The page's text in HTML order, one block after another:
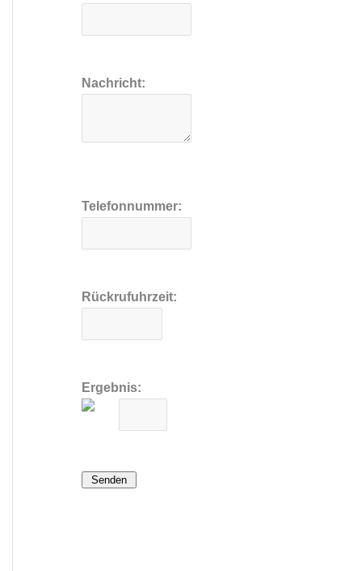
Nachricht:
Telefonnummer:
Rückrufuhrzeit:
Ergebnis:
Senden